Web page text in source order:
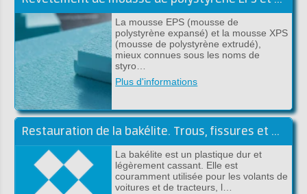
La mousse EPS (mousse de
polystyrène expansé) et la mousse XPS
(mousse de polystyrène extrudé),
mieux connues sous les noms de
styro…
Plus d'informations
Restauration de la bakélite. Trous, fissures et pièces manquantes
La bakélite est un plastique dur et
légèrement cassant. Elle est
couramment utilisée pour les volants de
voitures et de tracteurs, l…